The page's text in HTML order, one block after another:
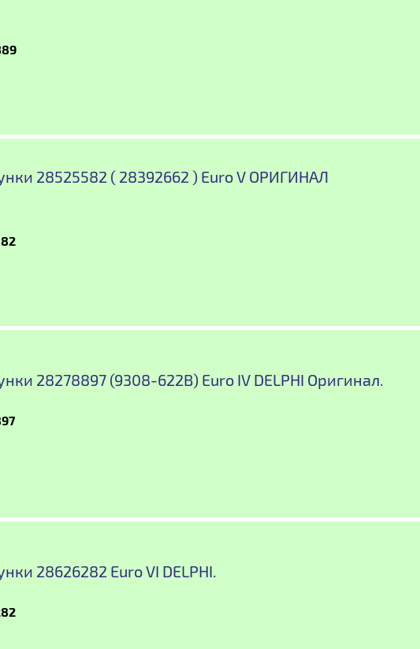
28525582 ( 28392662 ) Euro V ОРИГИНАЛ
28278897 (9308-622B) Euro IV DELPHI Оригинал.
28626282 Euro VI DELPHI.